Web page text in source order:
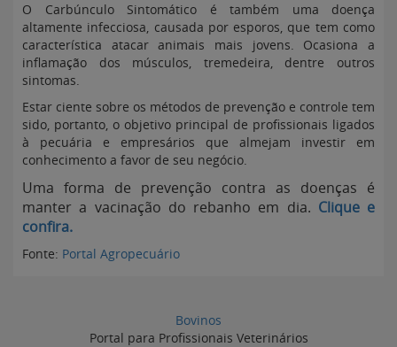
O Carbúnculo Sintomático é também uma doença
altamente infecciosa, causada por esporos, que tem como
característica atacar animais mais jovens. Ocasiona a
inflamação dos músculos, tremedeira, dentre outros
sintomas.
Estar ciente sobre os métodos de prevenção e controle tem
sido, portanto, o objetivo principal de profissionais ligados
à pecuária e empresários que almejam investir em
conhecimento a favor de seu negócio.
Uma forma de prevenção contra as doenças é
manter a vacinação do rebanho em dia. Clique e
confira.
Fonte: Portal Agropecuário
Bovinos
Portal para Profissionais Veterinários